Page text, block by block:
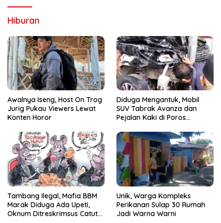
Hiburan
Awalnya Iseng, Host On Trog
Jurig Pukau Viewers Lewat
Konten Horor
Diduga Mengantuk, Mobil
SUV Tabrak Avanza dan
Pejalan Kaki di Poros
Tambang Ilegal, Mafia BBM
Marak Diduga Ada Upeti,
Oknum Ditreskrimsus Catut
Unik, Warga Kompleks
Perikanan Sulap 30 Rumah
Jadi Warna Warni